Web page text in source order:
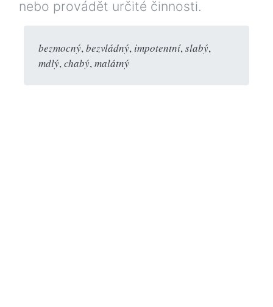
nebo provádět určité činnosti.
bezmocný,bezvládný, impotentní,slabý,
mdlý,chabý,malátný